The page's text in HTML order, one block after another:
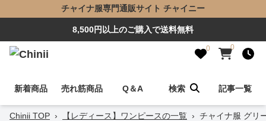
チャイナ服専門通販サイト チャイニー
8,500円以上のご購入で送料無料
0 0
新着商品 売れ筋商品 Q＆A 検索 記事一覧
Chinii TOP › 【レディース】ワンピースの一覧 › チャイナ服 グリ